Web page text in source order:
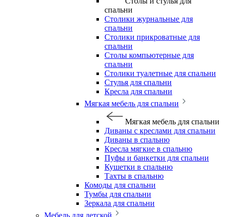
спальни
Столики журнальные для
спальни
Столики прикроватные для
спальни
Столы компьютерные для
спальни
Столики туалетные для спальни
Стулья для спальни
Кресла для спальни
Мягкая мебель для спальни
Мягкая мебель для спальни
Диваны с креслами для спальни
Диваны в спальню
Кресла мягкие в спальню
Пуфы и банкетки для спальни
Кушетки в спальню
Тахты в спальню
Комоды для спальни
Тумбы для спальни
Зеркала для спальни
Мебель для детской